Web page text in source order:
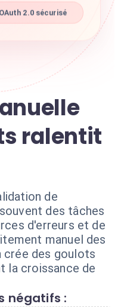
2.0 sécurisé
ralentit
de
des tâches
d'erreurs et de
manuel des
crée des goulots
la croissance de
négatifs :